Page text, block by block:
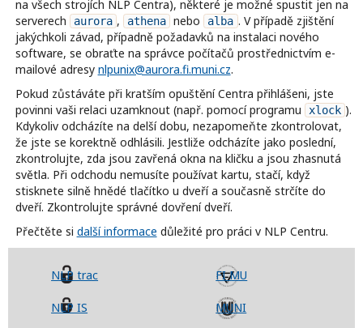
na všech strojích NLP Centra), některé je možné spustit jen na
serverech
aurora , athena nebo alba . V případě zjištění
jakýchkoli závad, případně požadavků na instalaci nového
software, se obraťte na správce počítačů prostřednictvím e-
mailové adresy nlpunix@aurora.fi.muni.cz.
Pokud zůstáváte při kratším opuštění Centra přihlášeni, jste
povinni vaši relaci uzamknout (např. pomocí programu
xlock ).
Kdykoliv odcházíte na delší dobu, nezapomeňte zkontrolovat,
že jste se korektně odhlásili. Jestliže odcházíte jako poslední,
zkontrolujte, zda jsou zavřená okna na kličku a jsou zhasnutá
světla. Při odchodu nemusíte používat kartu, stačí, když
stisknete silně hnědé tlačítko u dveří a současně strčíte do
dveří. Zkontrolujte správné dovření dveří.
Přečtěte si další informace důležité pro práci v NLP Centru.
NLP trac FI MU
NLP IS MUNI